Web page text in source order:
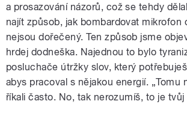
a prosazování názorů, což se tehdy
najít způsob, jak bombardovat mikrofon
nejsou dořečený. Ten způsob jsme
hrdej dodneška. Najednou to bylo
posluchače útržky slov, který
abys pracoval s nějakou energií. „Tomu
říkali často. No, tak nerozumíš, to je tvůj